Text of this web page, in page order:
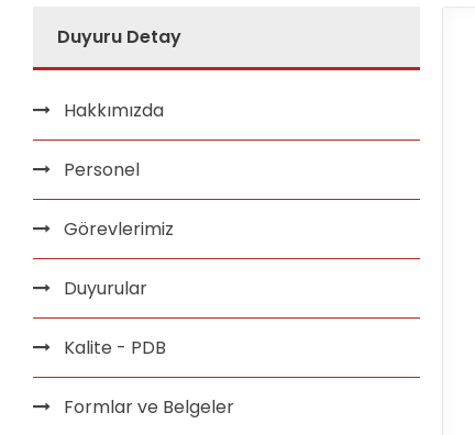
Duyuru Detay
Hakkımızda
Personel
Görevlerimiz
Duyurular
Kalite - PDB
Formlar ve Belgeler